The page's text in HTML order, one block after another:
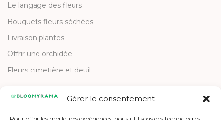
Gérer le consentement
Pour offrir les meilleures expériences, nous utilisons des technologies
Le langage des fleurs
Bouquets fleurs séchées
Livraison plantes
Offrir une orchidée
Fleurs cimetière et deuil